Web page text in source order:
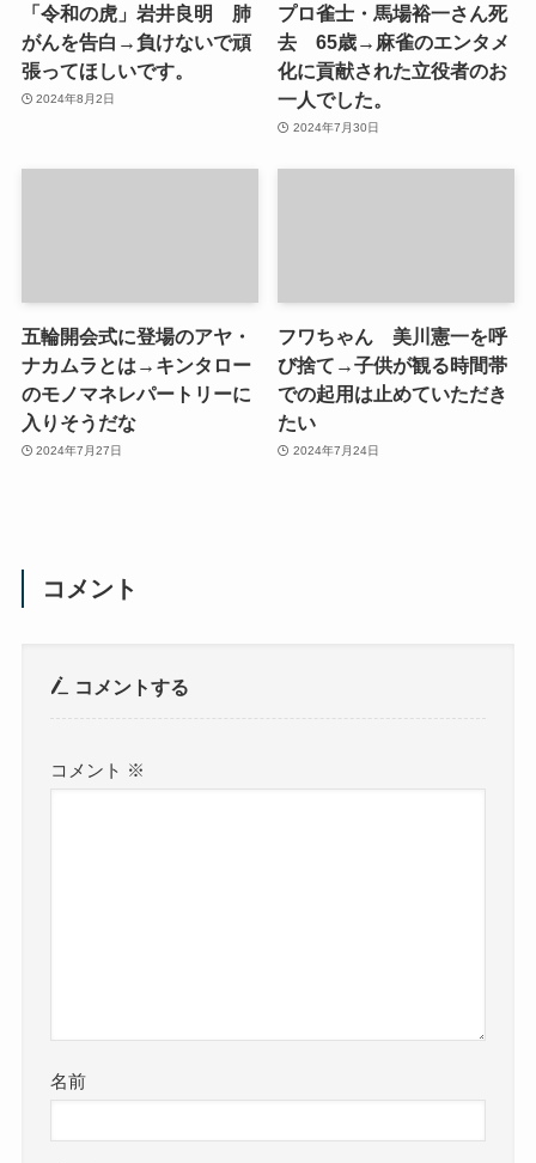
「令和の虎」岩井良明 肺
がんを告白→負けないで頑
張ってほしいです。
2024年8月2日
プロ雀士・馬場裕一さん死
去 65歳→麻雀のエンタメ
化に貢献された立役者のお
一人でした。
2024年7月30日
五輪開会式に登場のアヤ・
ナカムラとは→キンタロー
のモノマネレパートリーに
入りそうだな
2024年7月27日
フワちゃん 美川憲一を呼
び捨て→子供が観る時間帯
での起用は止めていただき
たい
2024年7月24日
コメント
コメントする
コメント ※
名前